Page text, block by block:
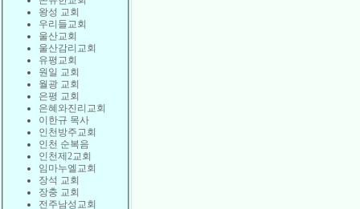
왕성 교회
우리들교회
울산교회
울산감리교회
유평교회
원일 교회
월광 교회
은평 교회
은혜와진리교회
이한규 목사
인천방주교회
인천 순복음
인천제2교회
임마누엘교회
장석 교회
장충 교회
전주남성교회